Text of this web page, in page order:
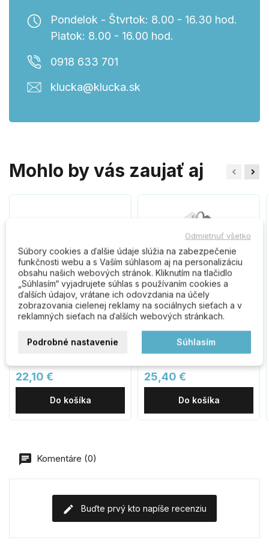
Pondelok - Štvrtok: 8.00 - 16.30 hod.
Piatok: 8.00 - 16.00 hod.
0918 633 701
klucka@klucka.sk
Mohlo by vás zaujať aj
bezpečnostná vložka
22,10 €
Do košíka
EURO Xstar BSZ vložka
prestupová
25,40 €
Do košíka
Komentáre (0)
Buďte prvý kto napíše recenziu
Odmietnuť všetko
Súbory cookies a ďalšie údaje slúžia na zabezpečenie
funkčnosti webu a s Vaším súhlasom aj na personalizáciu
obsahu našich webových stránok. Kliknutím na tlačidlo
„Súhlasím“ vyjadrujete súhlas s používaním cookies a
ďalších údajov, vrátane ich odovzdania na účely
zobrazovania cielenej reklamy na sociálnych sieťach a v
reklamných sieťach na ďalších webových stránkach.
Podrobné nastavenie Súhlasím